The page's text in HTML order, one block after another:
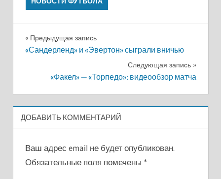
Навигация
записям
Предыдущая запись
«Сандерленд» и «Эвертон» сыграли вничью
Следующая запись
«Факел» — «Торпедо»: видеообзор матча
ДОБАВИТЬ КОММЕНТАРИЙ
Ваш адрес email не будет опубликован.
Обязательные поля помечены *